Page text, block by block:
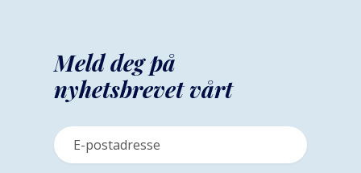
Meld deg på
nyhetsbrevet vårt